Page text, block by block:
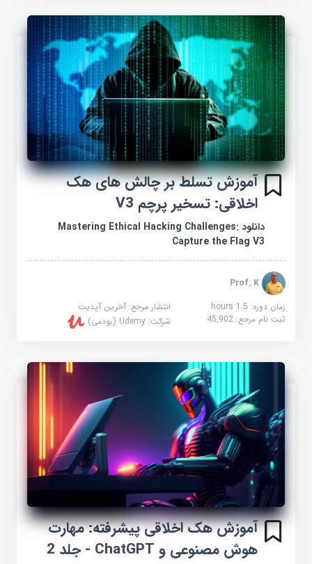
آموزش تسلط بر چالش های هک
اخلاقی: تسخیر پرچم V3
دانلود Mastering Ethical Hacking Challenges:
Capture the Flag V3
Prof. K
زمان دوره: 1.5 hours
انتشار مرجع:آخرین آپدیت
ثبت نام مرجع:45,902 شرکت:Udemy (یودمی)
آموزش هک اخلاقی پیشرفته: مهارت
هوش مصنوعی و ChatGPT - جلد 2